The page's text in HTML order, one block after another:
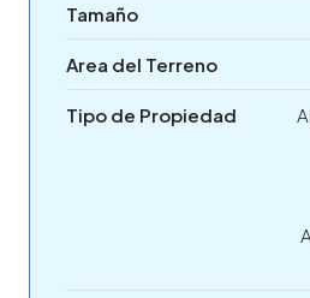
Tamaño
Area del Terreno
Tipo de Propiedad